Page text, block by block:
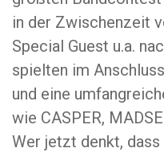
in der Zwischenzeit
Special Guest u.a.
spielten im
und eine
wie CASPER,
Wer jetzt denkt,